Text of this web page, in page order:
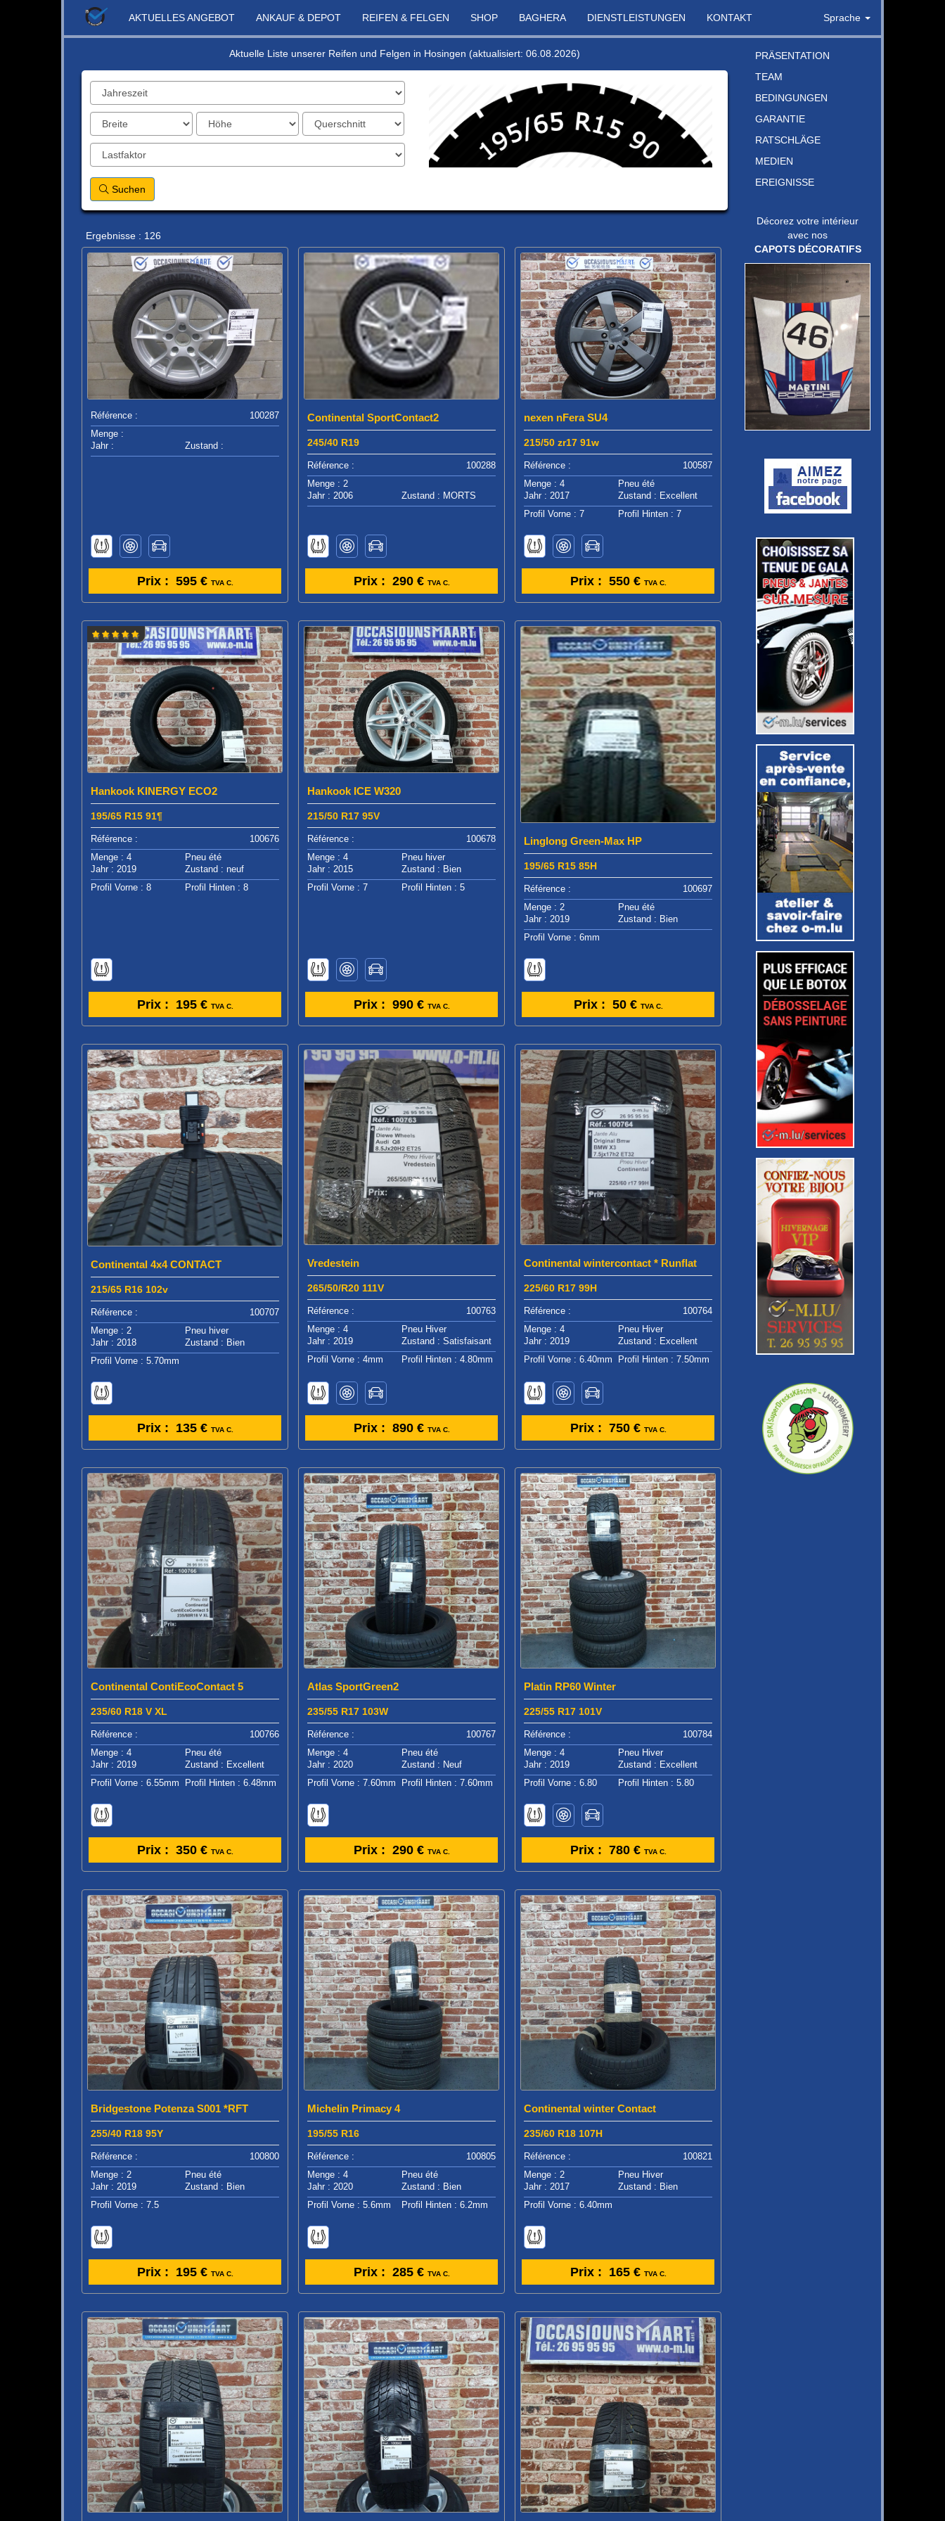
AKTUELLES ANGEBOT ANKAUF & DEPOT REIFEN & FELGEN SHOP BAGHERA DIENSTLEISTUNGEN KONTAKT Sprache
Aktuelle Liste unserer Reifen und Felgen in Hosingen (aktualisiert: 06.08.2026)
Suchen
Ergebnisse : 126
Référence :
100287
Menge :
Jahr :
Zustand :
Prix : 595 € TVA C.
Continental SportContact2
245/40 R19
Référence :
100288
Menge : 2
Jahr : 2006
Zustand : MORTS
Prix : 290 € TVA C.
nexen nFera SU4
215/50 zr17 91w
Référence :
100587
Menge : 4
Jahr : 2017
Pneu été
Zustand : Excellent
Profil Vorne : 7
Profil Hinten : 7
Prix : 550 € TVA C.
Hankook KINERGY ECO2
195/65 R15 91¶
Référence :
100676
Menge : 4
Jahr : 2019
Pneu été
Zustand : neuf
Profil Vorne : 8
Profil Hinten : 8
Prix : 195 € TVA C.
Hankook ICE W320
215/50 R17 95V
Référence :
100678
Menge : 4
Jahr : 2015
Pneu hiver
Zustand : Bien
Profil Vorne : 7
Profil Hinten : 5
Prix : 990 € TVA C.
Linglong Green-Max HP
195/65 R15 85H
Référence :
100697
Menge : 2
Jahr : 2019
Pneu été
Zustand : Bien
Profil Vorne : 6mm
Prix : 50 € TVA C.
Continental 4x4 CONTACT
215/65 R16 102v
Référence :
100707
Menge : 2
Jahr : 2018
Pneu hiver
Zustand : Bien
Profil Vorne : 5.70mm
Prix : 135 € TVA C.
Vredestein
265/50/R20 111V
Référence :
100763
Menge : 4
Jahr : 2019
Pneu Hiver
Zustand : Satisfaisant
Profil Vorne : 4mm
Profil Hinten : 4.80mm
Prix : 890 € TVA C.
Continental wintercontact * Runflat
225/60 R17 99H
Référence :
100764
Menge : 4
Jahr : 2019
Pneu Hiver
Zustand : Excellent
Profil Vorne : 6.40mm
Profil Hinten : 7.50mm
Prix : 750 € TVA C.
Continental ContiEcoContact 5
235/60 R18 V XL
Référence :
100766
Menge : 4
Jahr : 2019
Pneu été
Zustand : Excellent
Profil Vorne : 6.55mm
Profil Hinten : 6.48mm
Prix : 350 € TVA C.
Atlas SportGreen2
235/55 R17 103W
Référence :
100767
Menge : 4
Jahr : 2020
Pneu été
Zustand : Neuf
Profil Vorne : 7.60mm
Profil Hinten : 7.60mm
Prix : 290 € TVA C.
Platin RP60 Winter
225/55 R17 101V
Référence :
100784
Menge : 4
Jahr : 2019
Pneu Hiver
Zustand : Excellent
Profil Vorne : 6.80
Profil Hinten : 5.80
Prix : 780 € TVA C.
Bridgestone Potenza S001 *RFT
255/40 R18 95Y
Référence :
100800
Menge : 2
Jahr : 2019
Pneu été
Zustand : Bien
Profil Vorne : 7.5
Prix : 195 € TVA C.
Michelin Primacy 4
195/55 R16
Référence :
100805
Menge : 4
Jahr : 2020
Pneu été
Zustand : Bien
Profil Vorne : 5.6mm
Profil Hinten : 6.2mm
Prix : 285 € TVA C.
Continental winter Contact
235/60 R18 107H
Référence :
100821
Menge : 2
Jahr : 2017
Pneu Hiver
Zustand : Bien
Profil Vorne : 6.40mm
Prix : 165 € TVA C.
PRÄSENTATION
TEAM
BEDINGUNGEN
GARANTIE
RATSCHLÄGE
MEDIEN
EREIGNISSE
Décorez votre intérieur
avec nos
CAPOTS DÉCORATIFS